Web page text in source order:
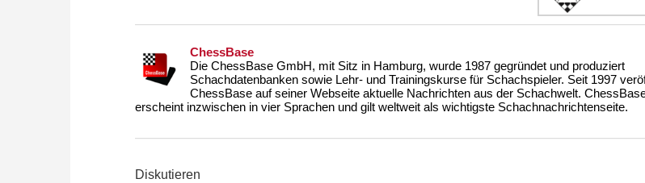
ChessBase
Die ChessBase GmbH, mit Sitz in Hamburg, wurde 1987 gegründet und produziert
Schachdatenbanken sowie Lehr- und Trainingskurse für Schachspieler. Seit 1997
ChessBase auf seiner Webseite aktuelle Nachrichten aus der Schachwelt.
erscheint inzwischen in vier Sprachen und gilt weltweit als wichtigste Schachnachrichtenseite.
Diskutieren